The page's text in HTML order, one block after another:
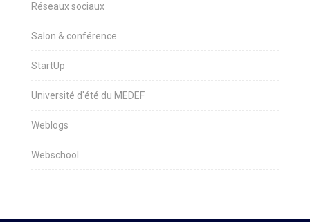
Réseaux sociaux
Salon & conférence
StartUp
Université d'été du MEDEF
Weblogs
Webschool